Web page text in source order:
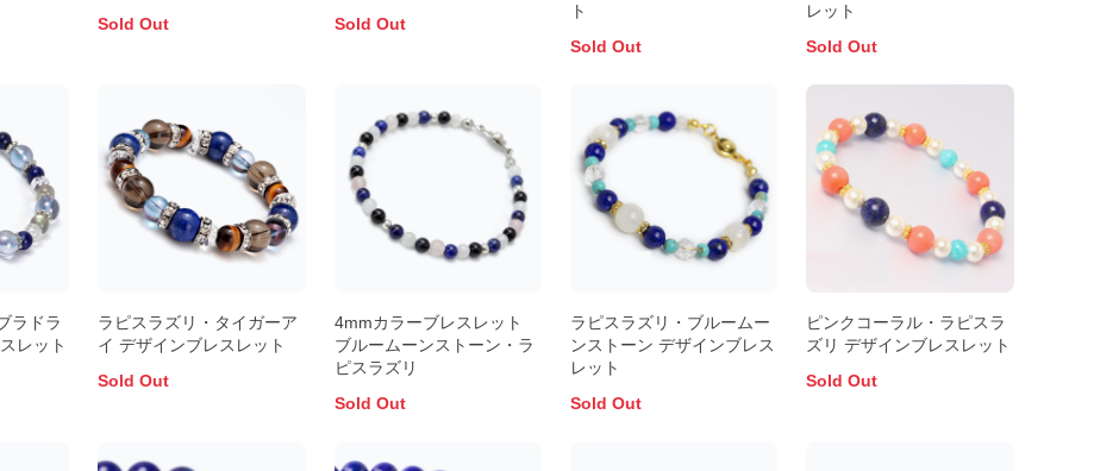
Sold Out
Sold Out
ト
Sold Out
レット
Sold Out
ラドラ
レット
ラピスラズリ・タイガーア
イ デザインブレスレット
Sold Out
4mmカラーブレスレット
ブルームーンストーン・ラ
ピスラズリ
Sold Out
ラピスラズリ・ブルームー
ンストーン デザインブレス
レット
Sold Out
ピンクコーラル・ラピスラ
ズリ デザインブレスレット
Sold Out